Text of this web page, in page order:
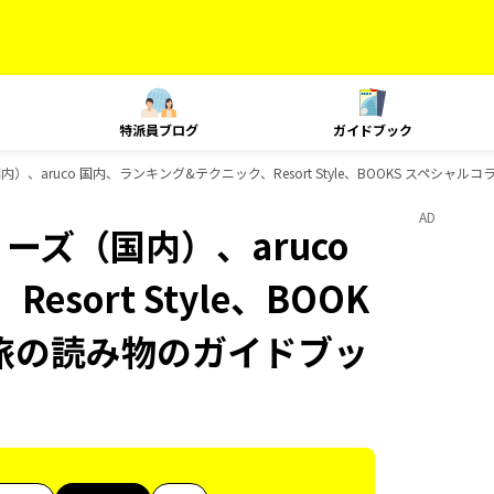
特派員ブログ ガイドブック
）、aruco 国内、ランキング&テクニック、Resort Style、BOOKS スペシャルコ
ズ（国内）、aruco
Resort Style、BOOK
読み物のガイドブッ
AD